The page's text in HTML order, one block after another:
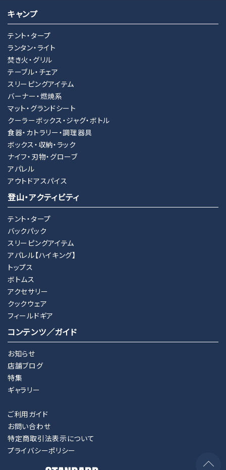
キャンプ
テント・タープ
ランタン・ライト
焚き火・グリル
テーブル・チェア
スリーピングアイテム
バーナー・燃焼系
マット・グランドシート
クーラーボックス・ジャグ・ボトル
食器・カトラリー・調理器具
ボックス・収納・ラック
ナイフ・刃物・グローブ
アパレル
アウトドアスパイス
登山・アクティビティ
テント・タープ
バックパック
スリーピングアイテム
アパレル【ハイキング】
トップス
ボトムス
アクセサリー
クックウェア
フィールドギア
コンテンツ／ガイド
お知らせ
店舗ブログ
特集
ギャラリー
ご利用ガイド
お問い合わせ
特定商取引法表示について
プライバシーポリシー